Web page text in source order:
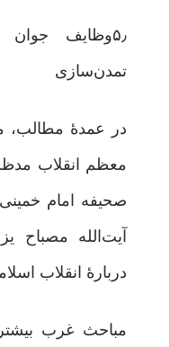
۵٫وظایف
تمدن‌سازی
در عمدۀ مطالب،
معظم انقلاب
صحیفه امام
آیت‌الله مصباح
دربارۀ انقلاب
مباحث غرب